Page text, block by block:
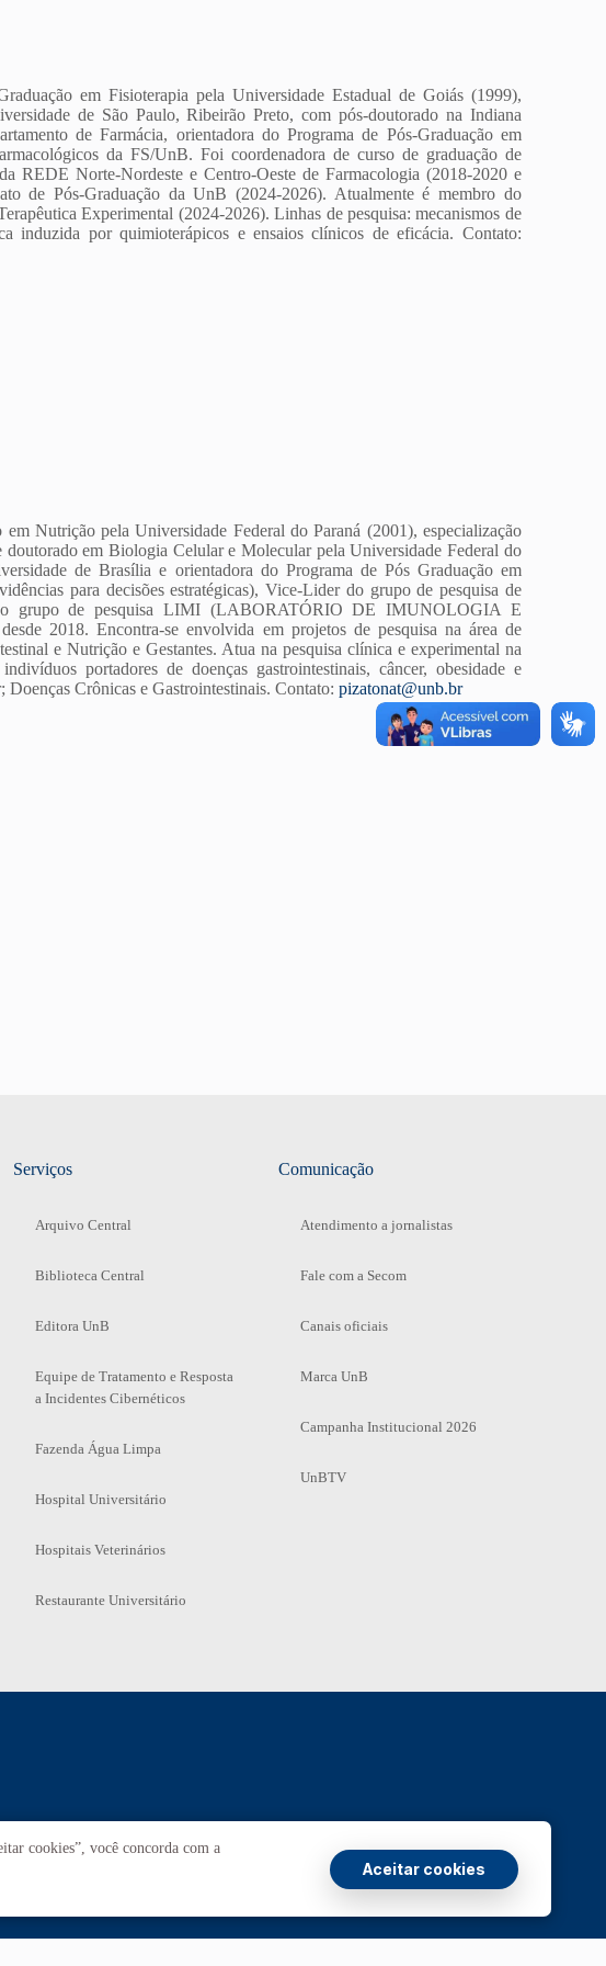
em Fisioterapia pela Universidade Estadual de Goiás (1999),
de São Paulo, Ribeirão Preto, com pós-doutorado na Indiana
de Farmácia, orientadora do Programa de Pós-Graduação em
da FS/UnB. Foi coordenadora de curso de graduação de
REDE Norte-Nordeste e Centro-Oeste de Farmacologia (2018-2020 e
de Pós-Graduação da UnB (2024-2026). Atualmente é membro do
Experimental (2024-2026). Linhas de pesquisa: mecanismos de
induzida por quimioterápicos e ensaios clínicos de eficácia. Contato:
Nutrição pela Universidade Federal do Paraná (2001), especialização
em Biologia Celular e Molecular pela Universidade Federal do
de Brasília e orientadora do Programa de Pós Graduação em
para decisões estratégicas), Vice-Lider do grupo de pesquisa de
grupo de pesquisa LIMI (LABORATÓRIO DE IMUNOLOGIA E
2018. Encontra-se envolvida em projetos de pesquisa na área de
e Nutrição e Gestantes. Atua na pesquisa clínica e experimental na
portadores de doenças gastrointestinais, câncer, obesidade e
Crônicas e Gastrointestinais. Contato:pizatonat@unb.br
Serviços
Arquivo Central
Biblioteca Central
Editora UnB
Equipe de Tratamento e Resposta
a Incidentes Cibernéticos
Fazenda Água Limpa
Hospital Universitário
Hospitais Veterinários
Restaurante Universitário
Comunicação
Atendimento a jornalistas
Fale com a Secom
Canais oficiais
Marca UnB
Campanha Institucional 2026
UnBTV
Transparência e Prestação de Contas
cookies”, você concorda com a
Aceitar cookies